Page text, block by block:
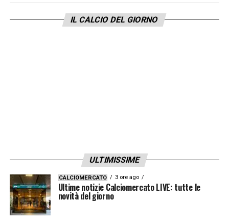
LA PLAYLIST DELLE NOSTRE TOP NEWS
IL CALCIO DEL GIORNO
ULTIMISSIME
CALCIOMERCATO 3 ore ago
Ultime notizie Calciomercato LIVE: tutte le
novità del giorno